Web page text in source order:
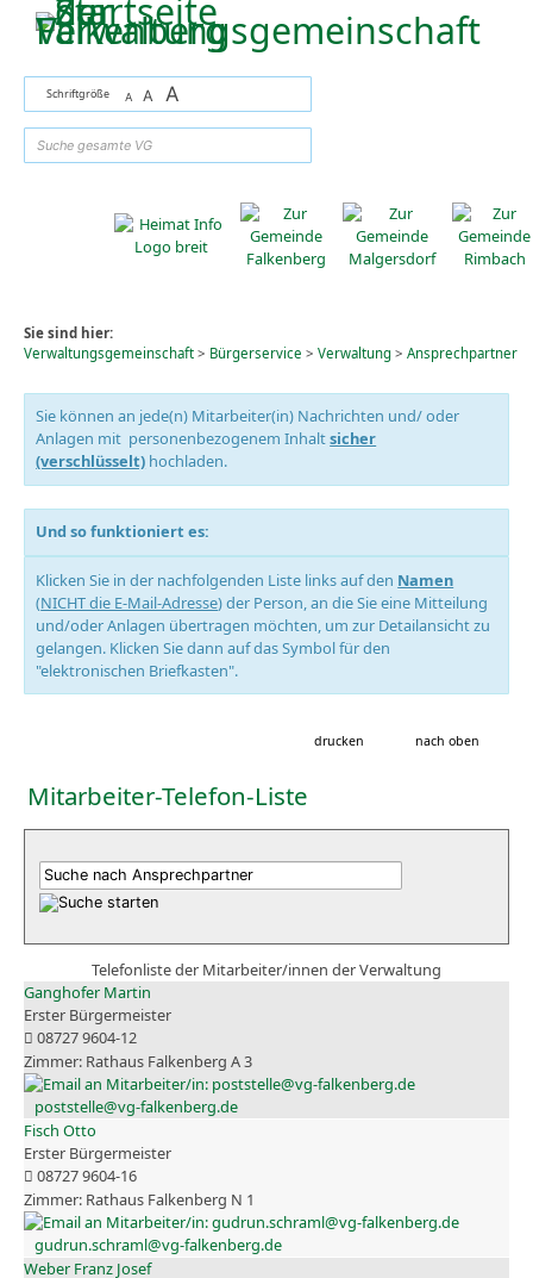
Zum Inhalt,zur Navigationoder
Schriftgröße A A A
Sie sind hier:
Verwaltungsgemeinschaft> Bürgerservice > Verwaltung> Ansprechpartner
Sie können an jede(n) Mitarbeiter(in) Nachrichten und/ oder
Anlagen mit personenbezogenem Inhaltsicher
(verschlüsselt) hochladen.
Und so funktioniert es:
Klicken Sie in der nachfolgenden Liste links auf den Namen
(NICHT die E-Mail-Adresse) der Person, an die Sie eine Mitteilung
und/oder Anlagen übertragen möchten, um zur Detailansicht zu
gelangen. Klicken Sie dann auf das Symbol für den
"elektronischen Briefkasten".
drucken nach oben
Mitarbeiter-Telefon-Liste
Telefonliste der Mitarbeiter/innen der Verwaltung
Ganghofer Martin
Erster Bürgermeister
08727 9604-12
Rathaus Falkenberg A 3
poststelle@vg-falkenberg.de
Fisch Otto
Erster Bürgermeister
08727 9604-16
Rathaus Falkenberg N 1
gudrun.schraml@vg-falkenberg.de
Weber Franz Josef